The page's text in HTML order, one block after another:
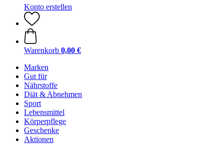
Konto erstellen
Warenkorb 0,00 €
Marken
Gut für
Nährstoffe
Diät & Abnehmen
Sport
Lebensmittel
Körperpflege
Geschenke
Aktionen